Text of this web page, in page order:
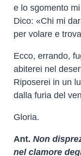
e lo sgomento
Dico: «Chi mi
per volare e
Ecco, errando,
abiterei nel
Riposerei in un
dalla furia del
Gloria.
Ant. Non
nel clamore